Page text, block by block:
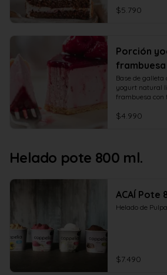
$5.790
Porción
frambuesa
Base de
yogurt natural
frambuesa con
$4.990
Helado pote 800 ml.
ACAÍ Pote
Helado de
$7.490